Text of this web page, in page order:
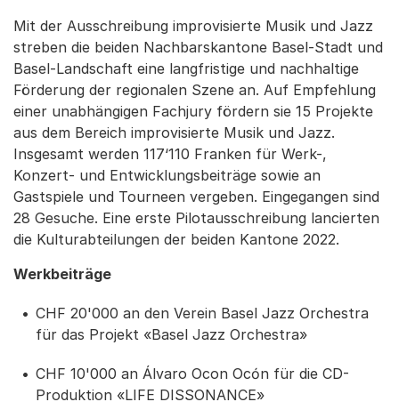
Mit der Ausschreibung improvisierte Musik und Jazz
streben die beiden Nachbarskantone Basel-Stadt und
Basel-Landschaft eine langfristige und nachhaltige
Förderung der regionalen Szene an. Auf Empfehlung
einer unabhängigen Fachjury fördern sie 15 Projekte
aus dem Bereich improvisierte Musik und Jazz.
Insgesamt werden 117‘110 Franken für Werk-,
Konzert- und Entwicklungsbeiträge sowie an
Gastspiele und Tourneen vergeben. Eingegangen sind
28 Gesuche. Eine erste Pilotausschreibung lancierten
die Kulturabteilungen der beiden Kantone 2022.
Werkbeiträge
CHF 20'000 an den Verein Basel Jazz Orchestra
für das Projekt «Basel Jazz Orchestra»
CHF 10'000 an Álvaro Ocon Ocón für die CD-
Produktion «LIFE DISSONANCE»